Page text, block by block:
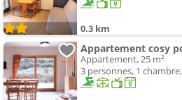
0.3 km
Appartement, 25 m²
3 personnes, 1